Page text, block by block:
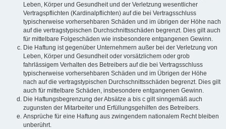
Leben, Körper und Gesundheit und der Verletzung wesentlicher
Vertragspflichten (Kardinalpflichten) auf die bei Vertragsschluss
typischerweise vorhersehbaren Schäden und im übrigen der Höhe nach
auf die vertragstypischen Durchschnittsschäden begrenzt. Dies gilt auch
für mittelbare Folgeschäden wie insbesondere entgangenen Gewinn.
Die Haftung ist gegenüber Unternehmern außer bei der Verletzung von
Leben, Körper und Gesundheit oder vorsätzlichem oder grob
fahrlässigem Verhalten des Betreibers auf die bei Vertragsschluss
typischerweise vorhersehbaren Schäden und im Übrigen der Höhe
nach auf die vertragstypischen Durchschnittsschäden begrenzt. Dies gilt
auch für mittelbare Schäden, insbesondere entgangenen Gewinn.
Die Haftungsbegrenzung der Absätze a bis c gilt sinngemäß auch
zugunsten der Mitarbeiter und Erfüllungsgehilfen des Betreibers.
Ansprüche für eine Haftung aus zwingendem nationalem Recht bleiben
unberührt.